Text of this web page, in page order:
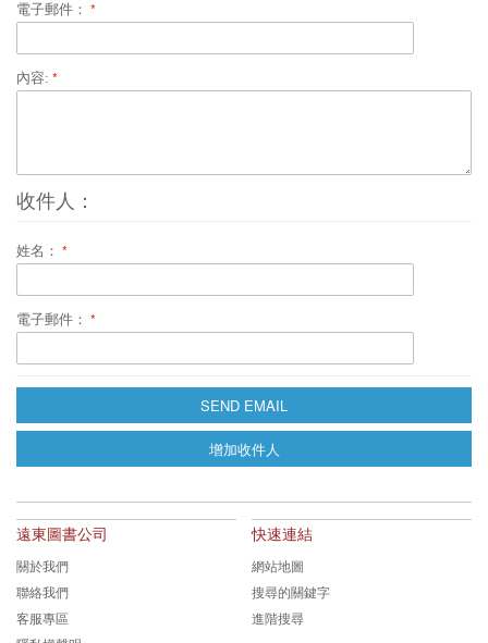
電子郵件：
內容:
收件人：
姓名：
電子郵件：
SEND EMAIL
增加收件人
遠東圖書公司
關於我們
聯絡我們
客服專區
快速連結
網站地圖
搜尋的關鍵字
進階搜尋